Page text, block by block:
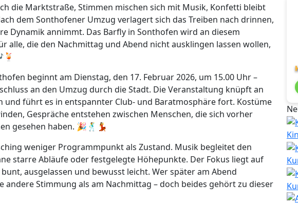
die Marktstraße, Stimmen mischen sich mit Musik, Konfetti bleibt
dem Sonthofener Umzug verlagert sich das Treiben nach drinnen,
Dynamik annimmt. Das Barfly in Sonthofen wird an diesem
alle, die den Nachmittag und Abend nicht ausklingen lassen wollen,
beginnt am Dienstag, den 17. Februar 2026, um 15.00 Uhr –
an den Umzug durch die Stadt. Die Veranstaltung knüpft an
und führt es in entspannter Club- und Baratmosphäre fort. Kostüme
Gespräche entstehen zwischen Menschen, die sich vorher
gesehen haben. 🎉🕺💃
weniger Programmpunkt als Zustand. Musik begleitet den
starre Abläufe oder festgelegte Höhepunkte. Der Fokus liegt auf
ausgelassen und bewusst leicht. Wer später am Abend
Stimmung als am Nachmittag – doch beides gehört zu dieser